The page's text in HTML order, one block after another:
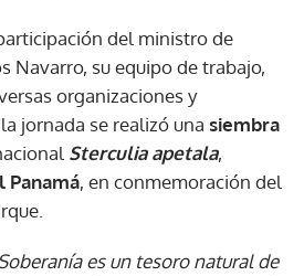
del ministro de
Navarro, su equipo de trabajo,
organizaciones y
jornada se realizó una siembra
Sterculia apetala,
Panamá, en conmemoración del
es un tesoro natural de